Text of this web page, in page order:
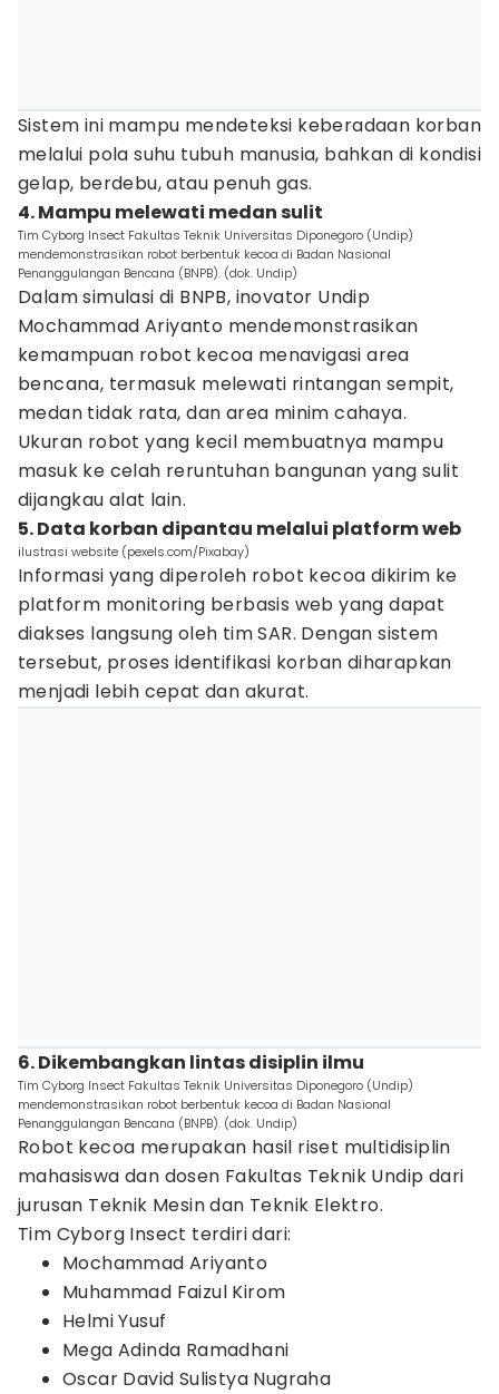
Sistem ini mampu mendeteksi keberadaan korban
melalui pola suhu tubuh manusia, bahkan di kondisi
gelap, berdebu, atau penuh gas.
4. Mampu melewati medan sulit
Tim Cyborg Insect Fakultas Teknik Universitas Diponegoro (Undip)
mendemonstrasikan robot berbentuk kecoa di Badan Nasional
Penanggulangan Bencana (BNPB). (dok. Undip)
Dalam simulasi di BNPB, inovator Undip
Mochammad Ariyanto mendemonstrasikan
kemampuan robot kecoa menavigasi area
bencana, termasuk melewati rintangan sempit,
medan tidak rata, dan area minim cahaya.
Ukuran robot yang kecil membuatnya mampu
masuk ke celah reruntuhan bangunan yang sulit
dijangkau alat lain.
5. Data korban dipantau melalui platform web
ilustrasi website (pexels.com/Pixabay)
Informasi yang diperoleh robot kecoa dikirim ke
platform monitoring berbasis web yang dapat
diakses langsung oleh tim SAR. Dengan sistem
tersebut, proses identifikasi korban diharapkan
menjadi lebih cepat dan akurat.
6. Dikembangkan lintas disiplin ilmu
Tim Cyborg Insect Fakultas Teknik Universitas Diponegoro (Undip)
mendemonstrasikan robot berbentuk kecoa di Badan Nasional
Penanggulangan Bencana (BNPB). (dok. Undip)
Robot kecoa merupakan hasil riset multidisiplin
mahasiswa dan dosen Fakultas Teknik Undip dari
jurusan Teknik Mesin dan Teknik Elektro.
Tim Cyborg Insect terdiri dari:
Mochammad Ariyanto
Muhammad Faizul Kirom
Helmi Yusuf
Mega Adinda Ramadhani
Oscar David Sulistya Nugraha